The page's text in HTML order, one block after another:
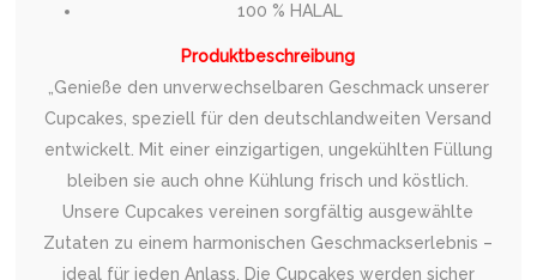
100 % HALAL
Produktbeschreibung
„Genieße den unverwechselbaren Geschmack unserer
Cupcakes, speziell für den deutschlandweiten Versand
entwickelt. Mit einer einzigartigen, ungekühlten Füllung
bleiben sie auch ohne Kühlung frisch und köstlich.
Unsere Cupcakes vereinen sorgfältig ausgewählte
Zutaten zu einem harmonischen Geschmackserlebnis –
ideal für jeden Anlass. Die Cupcakes werden sicher